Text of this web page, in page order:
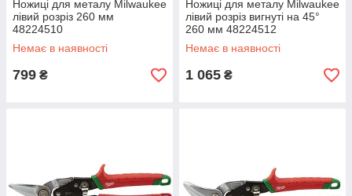
Ножиці для металу Milwaukee
лівий розріз 260 мм
48224510
Немає в наявності
799 ₴
Ножиці для металу Milwaukee
лівий розріз вигнуті на 45°
260 мм 48224512
Немає в наявності
1 065 ₴